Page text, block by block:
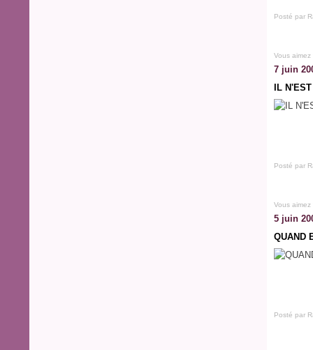
Posté par
Vous aimez
7 juin
IL
Posté par
Vous aimez
5 juin
QUAND
Posté par